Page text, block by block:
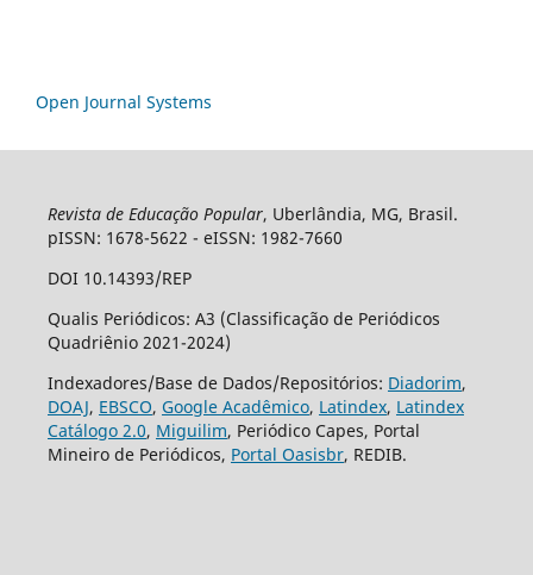
Open Journal Systems
Revista de Educação Popular, Uberlândia, MG, Brasil.
pISSN: 1678-5622 - eISSN: 1982-7660
DOI 10.14393/REP
Qualis Periódicos: A3 (Classificação de Periódicos
Quadriênio 2021-2024)
Indexadores/Base de Dados/Repositórios: Diadorim,
DOAJ, EBSCO, Google Acadêmico, Latindex, Latindex
Catálogo 2.0, Miguilim, Periódico Capes, Portal
Mineiro de Periódicos, Portal Oasisbr, REDIB.